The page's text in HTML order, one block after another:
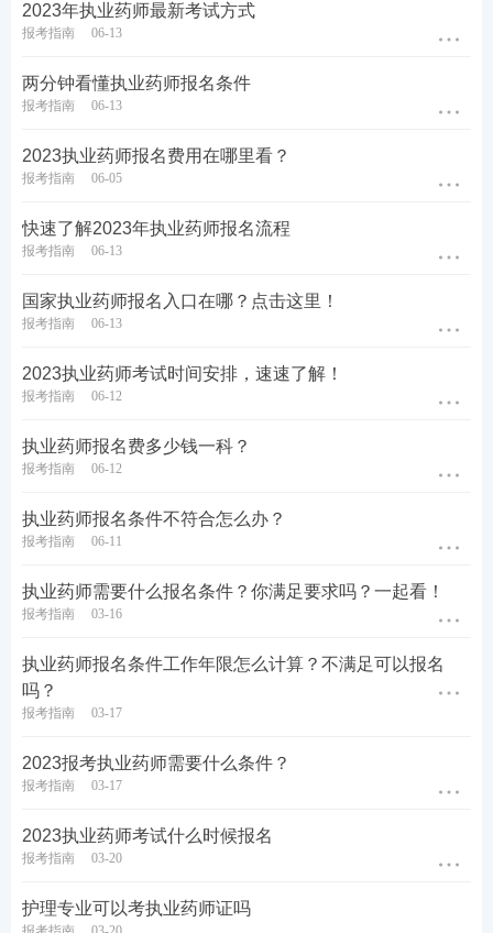
2 畅学班：适合零基础、基础弱的考生，授课老
3 精品班：适合需强化巩固的考生，1年有效期
+VIP题库会员+专属学习计划，
★如有疑问，请添加学霸君微信ks233wx7，随时为
2023年执业药师最新考试方式
报考指南 06-13
两分钟看懂执业药师报名条件
报考指南 06-13
2023执业药师报名费用在哪里看？
报考指南 06-05
快速了解2023年执业药师报名流程
报考指南 06-13
国家执业药师报名入口在哪？点击这里！
报考指南 06-13
2023执业药师考试时间安排，速速了解！
报考指南 06-12
执业药师报名费多少钱一科？
报考指南 06-12
执业药师报名条件不符合怎么办？
报考指南 06-11
执业药师需要什么报名条件？你满足要求吗？一起看！
报考指南 03-16
执业药师报名条件工作年限怎么计算？不满足可以报名
吗？
报考指南 03-17
2023报考执业药师需要什么条件？
报考指南 03-17
2023执业药师考试什么时候报名
报考指南 03-20
护理专业可以考执业药师证吗